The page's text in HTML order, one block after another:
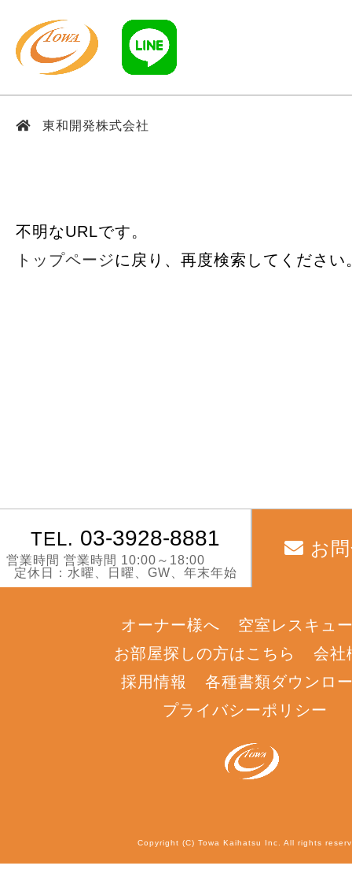
東和開発株式会社
不明なURLです。
トップページに戻り、再度検索してください
TEL. 03-3928-8881
営業時間 営業時間 10:00～18:00
定休日：水曜、日曜、GW、年末年始
お
オーナー様へ
空室レスキュ
お部屋探しの方はこちら
会社
採用情報
各種書類ダウンロ
プライバシーポリシー
Copyright (C) Towa Kaihatsu Inc. All rights